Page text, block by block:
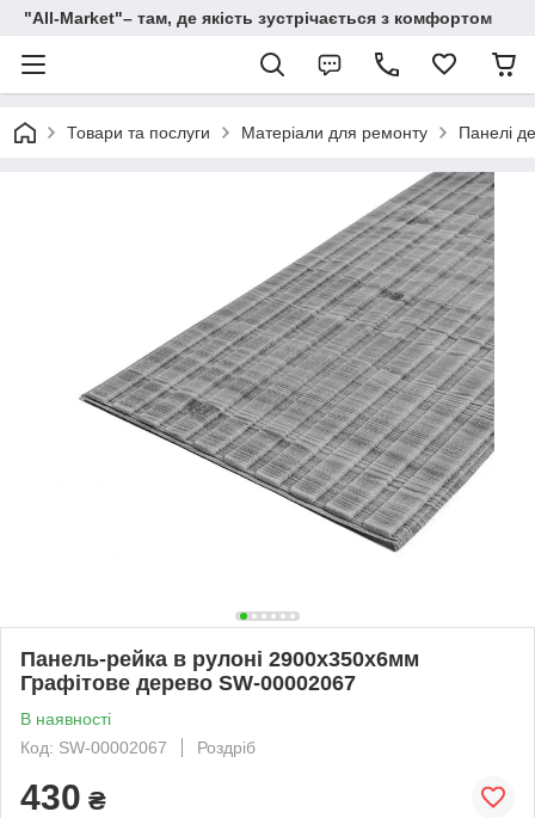
"All-Мarket"– там, де якість зустрічається з комфортом
Товари та послуги Матеріали для ремонту Панелі
Панель-рейка в рулоні 2900х350х6мм
Графітове дерево SW-00002067
В наявності
Код: SW-00002067
Роздріб
430 ₴